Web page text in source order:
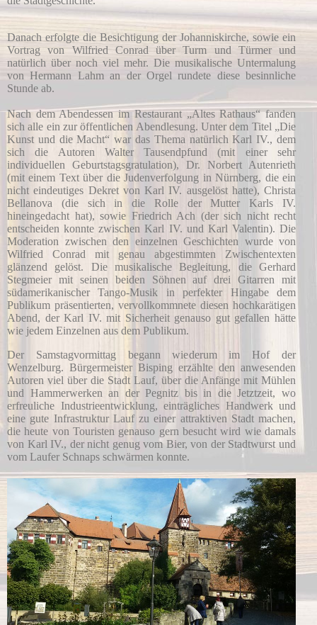
Danach erfolgte die Besichtigung der Johanniskirche, sowie ein
Vortrag von Wilfried Conrad über Turm und Türmer und
natürlich über noch viel mehr. Die musikalische Untermalung
von Hermann Lahm an der Orgel rundete diese besinnliche
Stunde ab.
Nach dem Abendessen im Restaurant „Altes Rathaus“ fanden
sich alle ein zur öffentlichen Abendlesung. Unter dem Titel „Die
Kunst und die Macht“ war das Thema natürlich Karl IV., dem
sich die Autoren Walter Tausendpfund (mit einer sehr
individuellen Geburtstagsgratulation), Dr. Norbert Autenrieth
(mit einem Text über die Judenverfolgung in Nürnberg, die ein
nicht eindeutiges Dekret von Karl IV. ausgelöst hatte), Christa
Bellanova (die sich in die Rolle der Mutter Karls IV.
hineingedacht hat), sowie Friedrich Ach (der sich nicht recht
entscheiden konnte zwischen Karl IV. und Karl Valentin). Die
Moderation zwischen den einzelnen Geschichten wurde von
Wilfried Conrad mit genau abgestimmten Zwischentexten
glänzend gelöst. Die musikalische Begleitung, die Gerhard
Stegmeier mit seinen beiden Söhnen auf drei Gitarren mit
südamerikanischer Tango-Musik in perfekter Hingabe dem
Publikum präsentierten, vervollkommnete diesen hochkarätigen
Abend, der Karl IV. mit Sicherheit genauso gut gefallen hätte
wie jedem Einzelnen aus dem Publikum.
Der Samstagvormittag begann wiederum im Hof der
Wenzelburg. Bürgermeister Bisping erzählte den anwesenden
Autoren viel über die Stadt Lauf, über die Anfänge mit Mühlen
und Hammerwerken an der Pegnitz bis in die Jetztzeit, wo
erfreuliche Industrieentwicklung, einträgliches Handwerk und
eine gute Infrastruktur Lauf zu einer attraktiven Stadt machen,
die heute von Touristen genauso gern besucht wird wie damals
von Karl IV., der nicht genug vom Bier, von der Stadtwurst und
vom Laufer Schnaps schwärmen konnte.